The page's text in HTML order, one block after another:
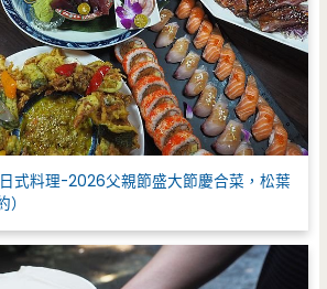
式料理-2026父親節盛大節慶合菜，松葉